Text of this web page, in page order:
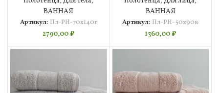
ВАННАЯ
Артикул: Пл-РН-70х140г
2790,00₽
ВАННАЯ
Артикул: Пл-РН-50х90к
1360,00₽